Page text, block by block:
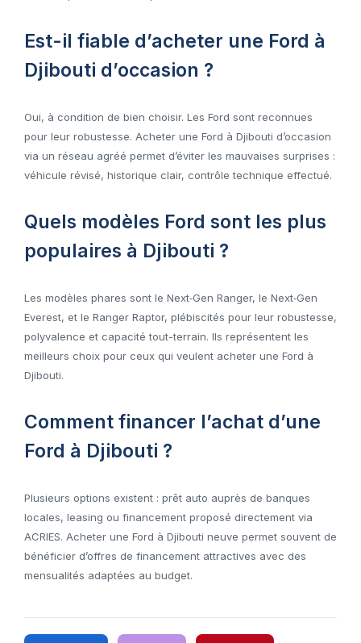
Est-il fiable d’acheter une Ford à
Djibouti d’occasion ?
Oui, à condition de bien choisir. Les Ford sont reconnues
pour leur robustesse. Acheter une Ford à Djibouti d’occasion
via un réseau agréé permet d’éviter les mauvaises surprises :
véhicule révisé, historique clair, contrôle technique effectué.
Quels modèles Ford sont les plus
populaires à Djibouti ?
Les modèles phares sont le Next‑Gen Ranger, le Next‑Gen
Everest, et le Ranger Raptor, plébiscités pour leur robustesse,
polyvalence et capacité tout-terrain. Ils représentent les
meilleurs choix pour ceux qui veulent acheter une Ford à
Djibouti.
Comment financer l’achat d’une
Ford à Djibouti ?
Plusieurs options existent : prêt auto auprès de banques
locales, leasing ou financement proposé directement via
ACRIES. Acheter une Ford à Djibouti neuve permet souvent de
bénéficier d’offres de financement attractives avec des
mensualités adaptées au budget.